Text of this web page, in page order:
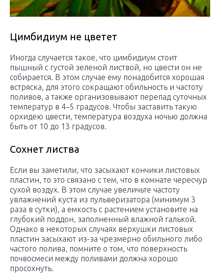
Цимбидиум не цветет
Иногда случается такое, что цимбидиум стоит
пышный с густой зеленой листвой, но цвести он не
собирается. В этом случае ему понадобится хорошая
встряска, для этого сокращают обильность и частоту
поливов, а также организовывают перепад суточных
температур в 4–5 градусов. Чтобы заставить такую
орхидею цвести, температура воздуха ночью должна
быть от 10 до 13 градусов.
Сохнет листва
Если вы заметили, что засыхают кончики листовых
пластин, то это связано с тем, что в комнате чересчур
сухой воздух. В этом случае увеличьте частоту
увлажнений куста из пульверизатора (минимум 3
раза в сутки), а емкость с растением установите на
глубокий поддон, заполненный влажной галькой.
Однако в некоторых случаях верхушки листовых
пластин засыхают из-за чрезмерно обильного либо
частого полива, помните о том, что поверхность
почвосмеси между поливами должна хорошо
просохнуть.